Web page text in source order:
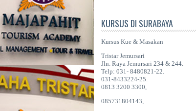
KURSUS DI SURABAYA
Kursus Kue & Masakan
Tristar Jemursari
Jln. Raya Jemursari 234 & 244.
Telp: 031- 8480821-22.
031-8433224-25.
0813 3200 3300,
085731804143,